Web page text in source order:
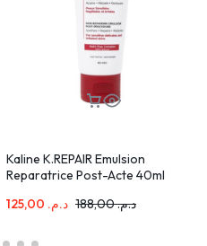
Kaline K.REPAIR Emulsion
Reparatrice Post-Acte 40ml
د.م.
د.م.188,00